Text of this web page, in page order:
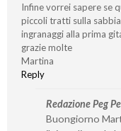
Infine vorrei sapere se
piccoli tratti sulla
ingranaggi alla prima
grazie molte
Martina
Reply
Redazione Peg
Buongiorno